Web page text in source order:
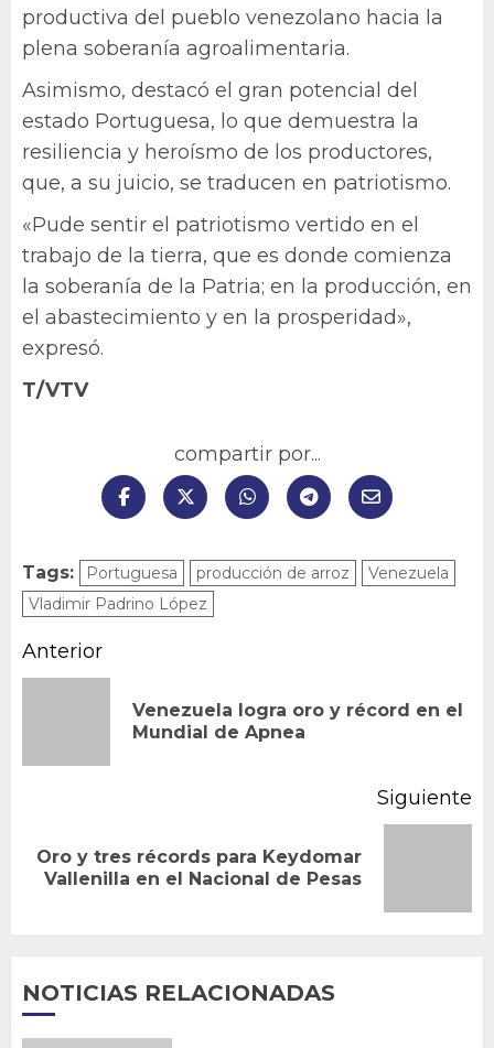
productiva del pueblo venezolano hacia la
plena soberanía agroalimentaria.
Asimismo, destacó el gran potencial del
estado Portuguesa, lo que demuestra la
resiliencia y heroísmo de los productores,
que, a su juicio, se traducen en patriotismo.
«Pude sentir el patriotismo vertido en el
trabajo de la tierra, que es donde comienza
la soberanía de la Patria; en la producción, en
el abastecimiento y en la prosperidad»,
expresó.
T/VTV
compartir por...
Tags: Portuguesa producción de arroz
Venezuela
Vladimir Padrino López
Navegación
entradas
Anterior
Venezuela logra oro y récord en el
Mundial de Apnea
Siguiente
Siguiente
entrada:
Oro y tres récords para Keydomar
Vallenilla en el Nacional de Pesas
NOTICIAS RELACIONADAS